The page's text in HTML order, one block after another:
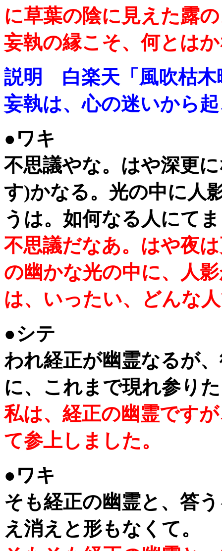
に草葉の陰に見えた露
妄執の縁こそ、何とは
説明 白楽天「風吹枯
妄執は、心の迷いから
●ワキ
不思議やな。はや深更
す)かなる。光の中に人
うは。如何なる人にて
不思議だなあ。はや夜
の幽かな光の中に、人
は、いったい、どんな
●シテ
われ経正が幽霊なるが
に、これまで現れ参り
私は、経正の幽霊です
て参上しました。
●ワキ
そも経正の幽霊と、答
え消えと形もなくて。